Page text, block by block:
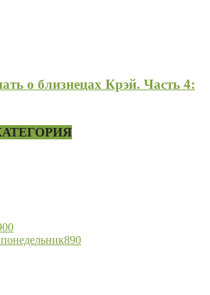
о близнецах Крэй. Часть 4:
890